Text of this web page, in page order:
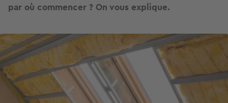
par où commencer ? On vous explique.
Image